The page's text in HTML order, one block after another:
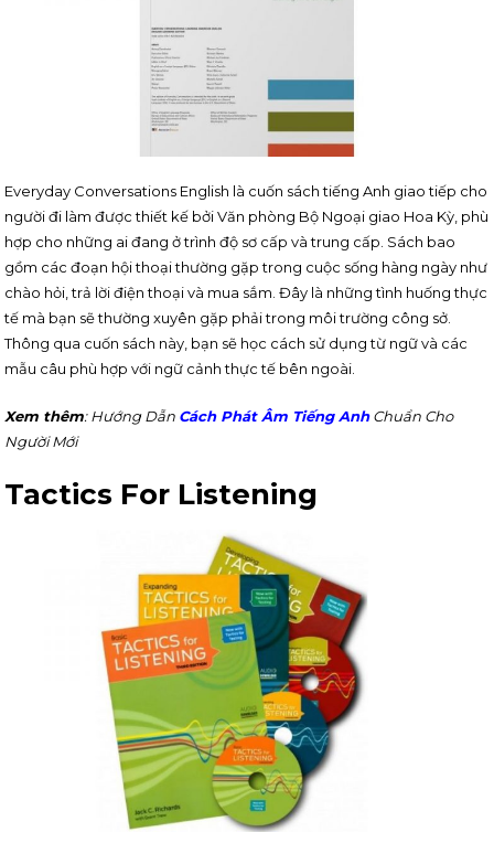
Everyday Conversations English là cuốn sách tiếng Anh giao tiếp cho
người đi làm được thiết kế bởi Văn phòng Bộ Ngoại giao Hoa Kỳ, phù
hợp cho những ai đang ở trình độ sơ cấp và trung cấp. Sách bao
gồm các đoạn hội thoại thường gặp trong cuộc sống hàng ngày như
chào hỏi, trả lời điện thoại và mua sắm. Đây là những tình huống thực
tế mà bạn sẽ thường xuyên gặp phải trong môi trường công sở.
Thông qua cuốn sách này, bạn sẽ học cách sử dụng từ ngữ và các
mẫu câu phù hợp với ngữ cảnh thực tế bên ngoài.
Xem thêm: Hướng Dẫn Cách Phát Âm Tiếng AnhChuẩn Cho
Người Mới
Tactics For Listening